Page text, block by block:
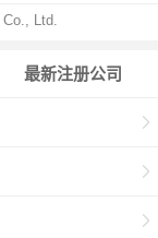
Co., Ltd.
最新注册公司